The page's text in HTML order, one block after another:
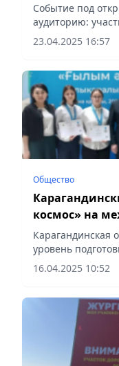
Событие под
аудиторию:
и поэты, деятели
студенты,
23.04.2025 16:57
Общество
космос» на
Карагандинская
уровень
сообщает
16.04.2025 10:52